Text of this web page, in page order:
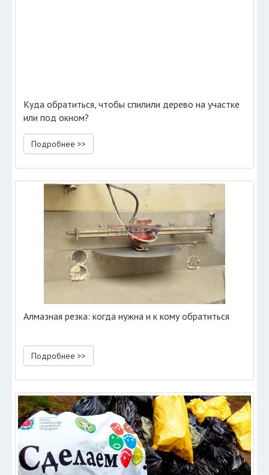
Куда обратиться, чтобы спилили дерево на участке
или под окном?
Подробнее >>
Алмазная резка: когда нужна и к кому обратиться
Подробнее >>